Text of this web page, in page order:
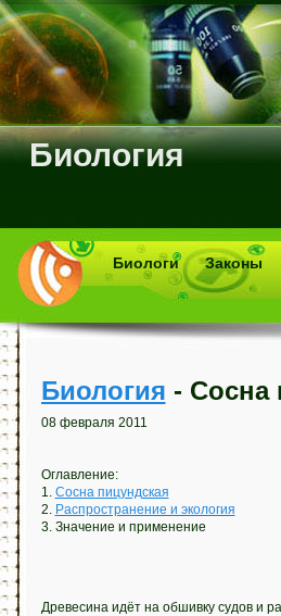
Биология
Биологи Законы
Биология - Сосна
08 февраля 2011
Оглавление:
1. Сосна пицундская
2. Распространение и экология
3. Значение и применение
Древесина идёт на обшивку судов и